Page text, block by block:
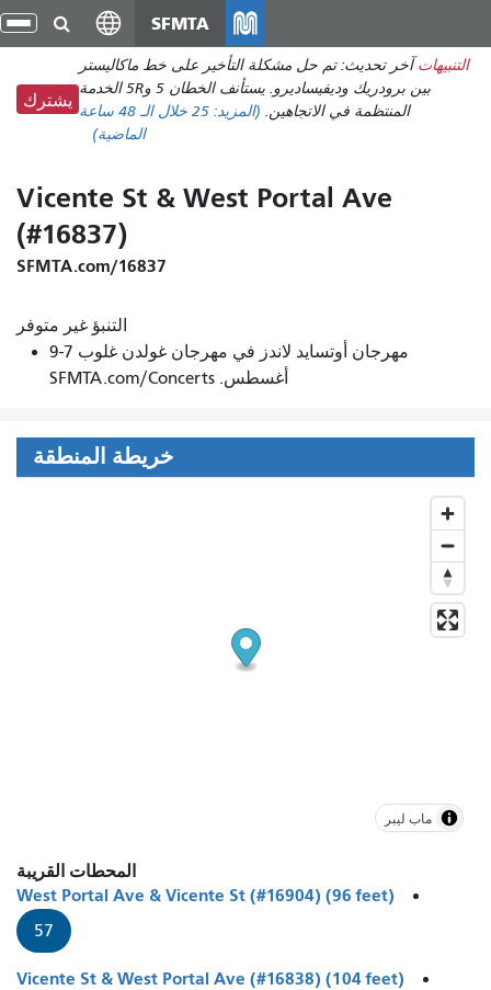
انتقل
إلى
المحتوى
الرئيسي
SFMTA
التنبيهات آخر تحديث: تم حل مشكلة التأخير على خط ماكاليستر
بين برودريك وديفيساديرو. يستأنف الخطان 5 و5R الخدمة
المنتظمة في الاتجاهين. (المزيد: 25
خلال الـ 48 ساعة
الماضية)
يشترك
Vicente St & West Portal Ave
(#16837)
SFMTA.com/16837
التنبؤ غير متوفر
مهرجان أوتسايد لاندز في مهرجان غولدن غلوب 7-9
أغسطس. SFMTA.com/Concerts
خريطة المنطقة
ماب ليبر
المحطات القريبة
West Portal Ave & Vicente St (#16904) (96 feet)
57
Vicente St & West Portal Ave (#16838) (104 feet)